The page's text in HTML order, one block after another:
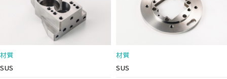
材質
SUS
材質
SUS